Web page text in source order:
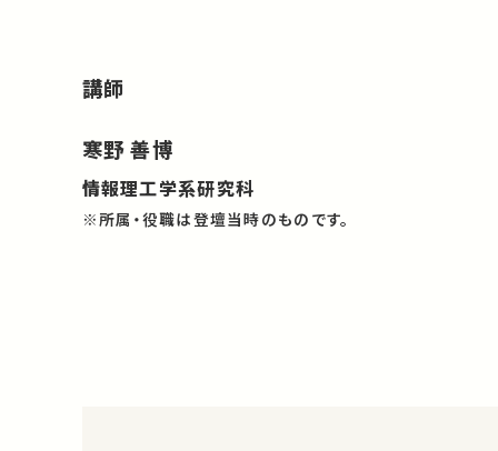
講師
寒野 善博
情報理工学系研究科
※所属・役職は登壇当時のものです。